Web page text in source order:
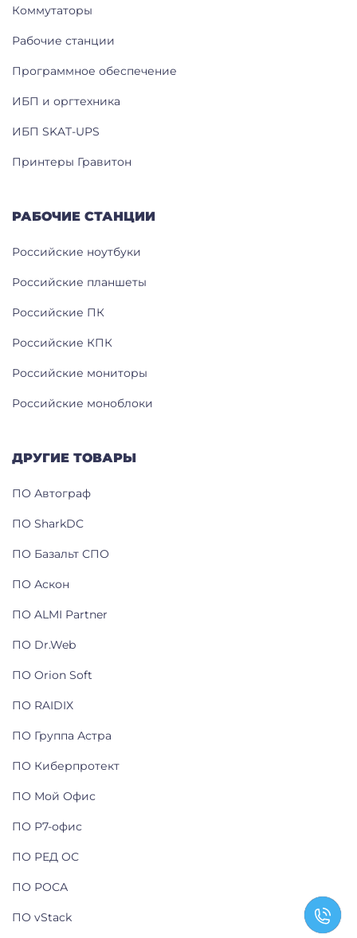
Коммутаторы
Рабочие станции
Программное обеспечение
ИБП и оргтехника
ИБП SKAT-UPS
Принтеры Гравитон
РАБОЧИЕ СТАНЦИИ
Российские ноутбуки
Российские планшеты
Российские ПК
Российские КПК
Российские мониторы
Российские моноблоки
ДРУГИЕ ТОВАРЫ
ПО Автограф
ПО SharkDC
ПО Базальт СПО
ПО Аскон
ПО ALMI Partner
ПО Dr.Web
ПО Orion Soft
ПО RAIDIX
ПО Группа Астра
ПО Киберпротект
ПО Мой Офис
ПО Р7-офис
ПО РЕД ОС
ПО РОСА
ПО vStack